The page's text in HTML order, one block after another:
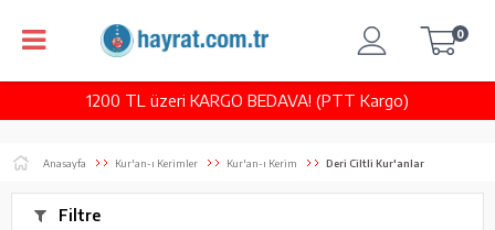
1200 TL üzeri KARGO BEDAVA! (PTT Kargo)
0
Anasayfa Kur'an-ı Kerimler Kur'an-ı Kerim Deri Ciltli Kur'anlar
Filtre